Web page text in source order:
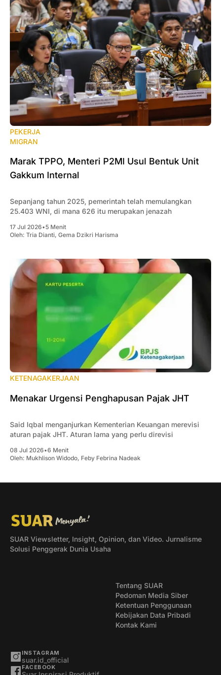
PEKERJA
MIGRAN
Marak TPPO, Menteri P2MI Usul Bentuk Unit
Gakkum Internal
Sepanjang tahun 2025, pemerintah telah memulangkan
25.403 WNI, di mana 626 itu merupakan jenazah
17 Jul 2026•5 Menit
Oleh: Tria Dianti, Gema Dzikri Harisma
KETENAGAKERJAAN
Menakar Urgensi Penghapusan Pajak JHT
Said Iqbal menganjurkan Kementerian Keuangan merevisi
aturan pajak JHT. Aturan lama yang perlu direvisi
08 Jul 2026•6 Menit
Oleh: Mukhlison Widodo, Feby Febrina Nadeak
SUAR Viewsletter, Insight, Opinion, dan Video. Jurnalisme
Solusi Penggerak Dunia Usaha
Tentang SUAR
Pedoman Media Siber
Ketentuan Penggunaan
Kebijakan Data Pribadi
Kontak Kami
INSTAGRAM
suar.id_official
FACEBOOK